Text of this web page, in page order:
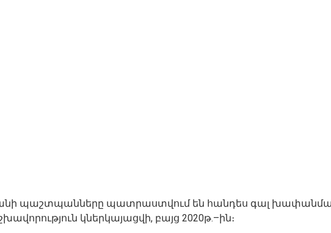
պաշտպանները պատրաստվում են հանդես գալ խափանման
կներկայացվի, բայց 2020թ.–ին։